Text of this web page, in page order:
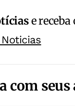
e receba
Noticias
com